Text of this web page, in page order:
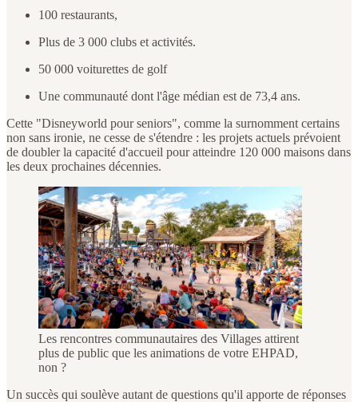
100 restaurants,
Plus de 3 000 clubs et activités.
50 000 voiturettes de golf
Une communauté dont l'âge médian est de 73,4 ans.
Cette "Disneyworld pour seniors", comme la surnomment certains
non sans ironie, ne cesse de s'étendre : les projets actuels prévoient
de doubler la capacité d'accueil pour atteindre 120 000 maisons dans
les deux prochaines décennies.
Les rencontres communautaires des Villages attirent
plus de public que les animations de votre EHPAD,
non ?
Un succès qui soulève autant de questions qu'il apporte de réponses